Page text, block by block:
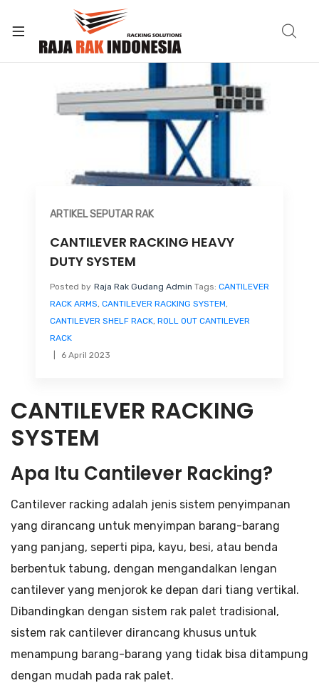
ARTIKEL SEPUTAR RAK
CANTILEVER RACKING HEAVY
DUTY SYSTEM
Posted by Raja Rak Gudang Admin Tags: CANTILEVER
RACK ARMS, CANTILEVER RACKING SYSTEM,
CANTILEVER SHELF RACK, ROLL OUT CANTILEVER
RACK
6 April 2023
CANTILEVER RACKING
SYSTEM
Apa Itu Cantilever Racking?
Cantilever racking adalah jenis sistem penyimpanan
yang dirancang untuk menyimpan barang-barang
yang panjang, seperti pipa, kayu, besi, atau benda
berbentuk tabung, dengan mengandalkan lengan
cantilever yang menjorok ke depan dari tiang vertikal.
Dibandingkan dengan sistem rak palet tradisional,
sistem rak cantilever dirancang khusus untuk
menampung barang-barang yang tidak bisa ditampung
dengan mudah pada rak palet.